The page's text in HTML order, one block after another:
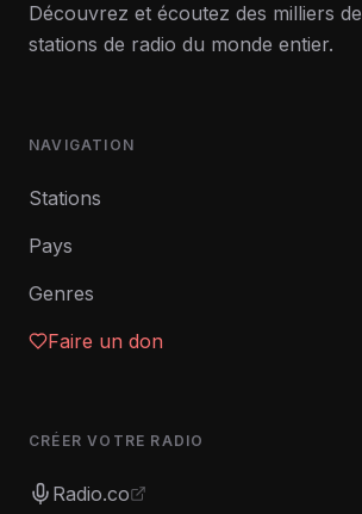
Découvrez et écoutez des milliers de
stations de radio du monde entier.
NAVIGATION
Stations
Pays
Genres
Faire un don
CRÉER VOTRE RADIO
Radio.co